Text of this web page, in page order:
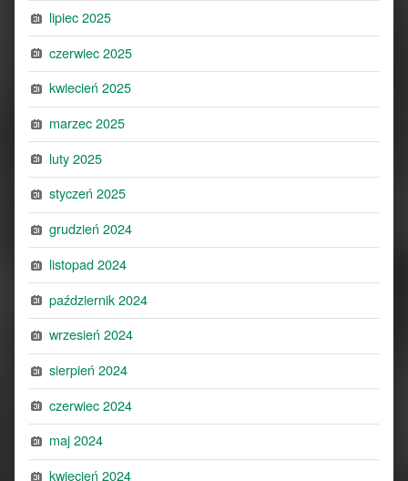
lipiec 2025
czerwiec 2025
kwiecień 2025
marzec 2025
luty 2025
styczeń 2025
grudzień 2024
listopad 2024
październik 2024
wrzesień 2024
sierpień 2024
czerwiec 2024
maj 2024
kwiecień 2024